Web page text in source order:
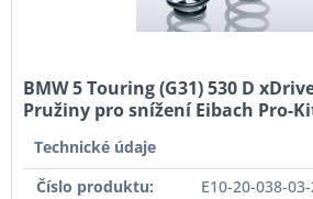
BMW 5 Touring (G31) 530 D
Pružiny pro snížení Eibach Pro-
Technické údaje
Číslo produktu:
E10-20-038-